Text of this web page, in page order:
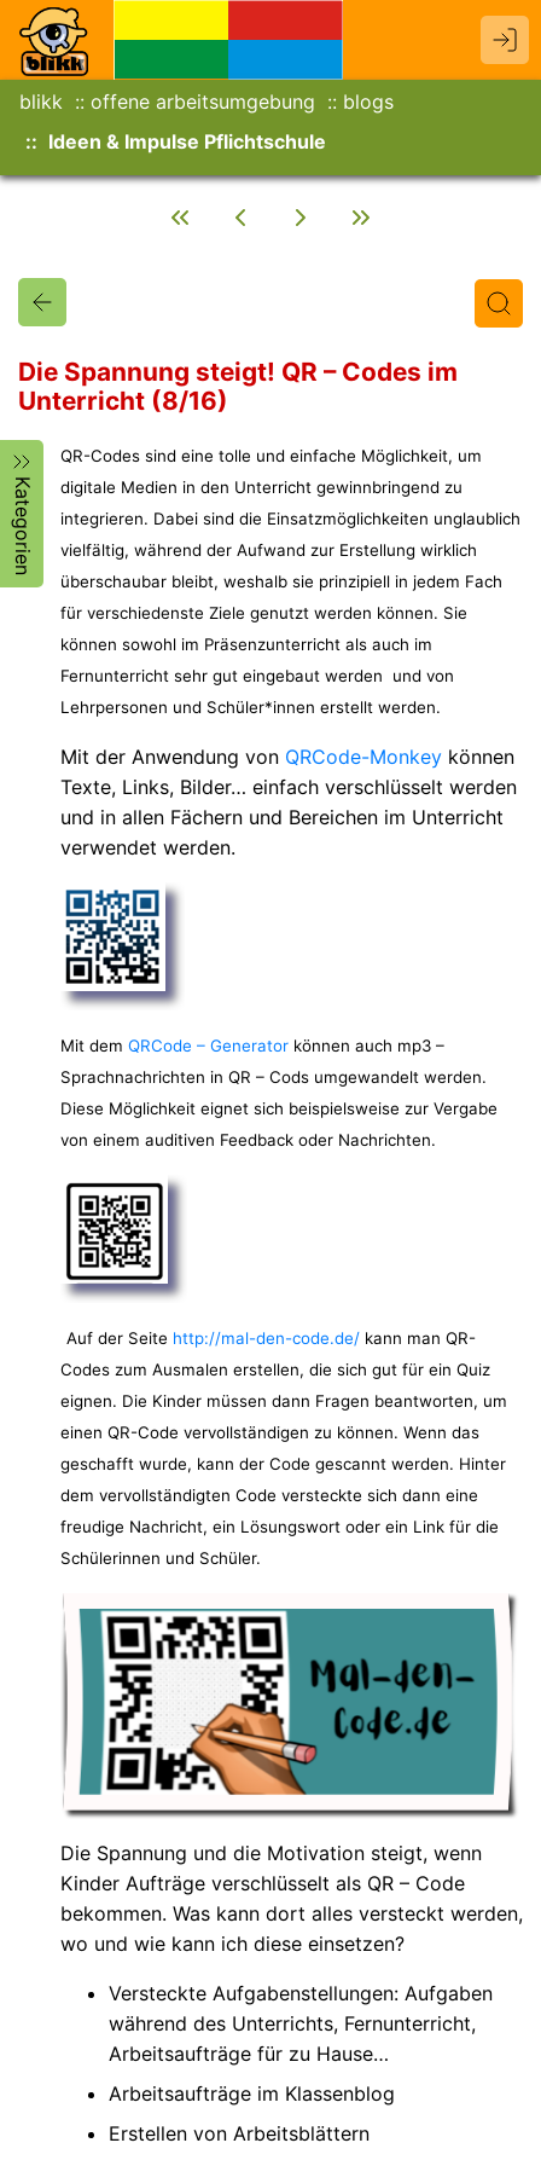
blikk offene arbeitsumgebung
blogs
Ideen & Impulse Pflichtschule
Die Spannung steigt! QR – Codes im
Unterricht (8/16)
Kategorien
QR-Codes sind eine tolle und einfache Möglichkeit, um
digitale Medien in den Unterricht gewinnbringend zu
integrieren. Dabei sind die Einsatzmöglichkeiten unglaublich
vielfältig, während der Aufwand zur Erstellung wirklich
überschaubar bleibt, weshalb sie prinzipiell in jedem Fach
für verschiedenste Ziele genutzt werden können. Sie
können sowohl im Präsenzunterricht als auch im
Fernunterricht sehr gut eingebaut werden und von
Lehrpersonen und Schüler*innen erstellt werden.
Mit der Anwendung von QRCode-Monkey können
Texte, Links, Bilder… einfach verschlüsselt werden
und in allen Fächern und Bereichen im Unterricht
verwendet werden.
Mit dem QRCode – Generator können auch mp3 –
Sprachnachrichten in QR – Cods umgewandelt werden.
Diese Möglichkeit eignet sich beispielsweise zur Vergabe
von einem auditiven Feedback oder Nachrichten.
Auf der Seite http://mal-den-code.de/ kann man QR-
Codes zum Ausmalen erstellen, die sich gut für ein Quiz
eignen. Die Kinder müssen dann Fragen beantworten, um
einen QR-Code vervollständigen zu können. Wenn das
geschafft wurde, kann der Code gescannt werden. Hinter
dem vervollständigten Code versteckte sich dann eine
freudige Nachricht, ein Lösungswort oder ein Link für die
Schülerinnen und Schüler.
Die Spannung und die Motivation steigt, wenn
Kinder Aufträge verschlüsselt als QR – Code
bekommen. Was kann dort alles versteckt werden,
wo und wie kann ich diese einsetzen?
Versteckte Aufgabenstellungen: Aufgaben
während des Unterrichts, Fernunterricht,
Arbeitsaufträge für zu Hause
Arbeitsaufträge im Klassenblog
Erstellen von Arbeitsblättern